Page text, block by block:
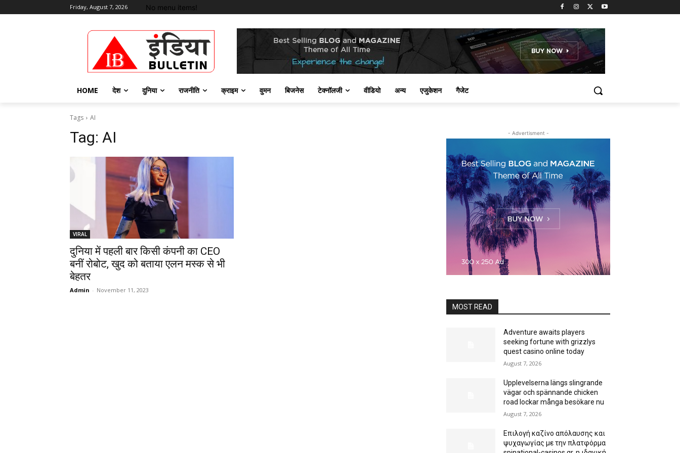
Friday, August 7, 2026 No menu items!
HOME देश दुनिया राजनीति क्राइम वुमन बिजनेस टेक्नॉलजी वीडियो अन्य एजुकेशन गैजेट
Tags AI
Tag: AI
VIRAL
दुनिया में पहली बार किसी कंपनी का CEO
बनीं रोबोट, खुद को बताया एलन मस्क से भी
बेहतर
Admin - November 11, 2023
- Advertisment -
MOST READ
Adventure awaits players
seeking fortune with grizzlys
quest casino online today
August 7, 2026
Upplevelserna längs slingrande
vägar och spännande chicken
road lockar många besökare nu
August 7, 2026
Επιλογή καζίνο απόλαυσης και
ψυχαγωγίας με την πλατφόρμα